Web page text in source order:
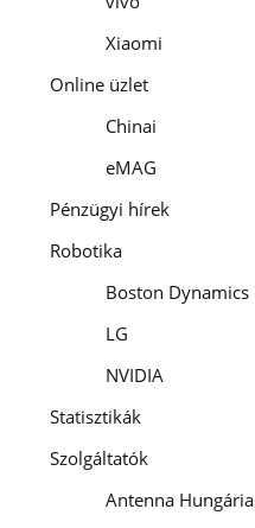
Xiaomi
Online üzlet
Chinai
eMAG
Pénzügyi hírek
Robotika
Boston Dynamics
LG
NVIDIA
Statisztikák
Szolgáltatók
Antenna Hungária